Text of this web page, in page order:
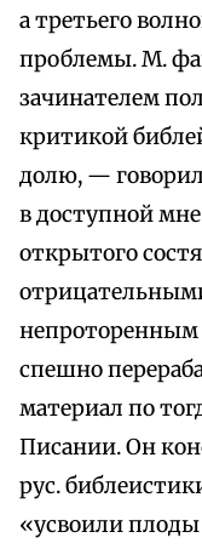
а третьего
проблемы. М.
зачинателем
критикой
долю, —
в доступной
открытого
спешно
материал по
Писании. Он
рус.
«усвоили